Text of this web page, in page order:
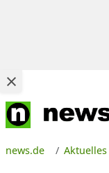
news.de Aktuelles